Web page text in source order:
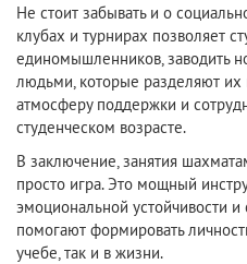
Не стоит забывать и о
клубах и турнирах позволяет
единомышленников, заводить
людьми, которые разделяют их
атмосферу поддержки и
студенческом возрасте.
В заключение, занятия
просто игра. Это мощный
эмоциональной устойчивости
помогают формировать
учебе, так и в жизни.